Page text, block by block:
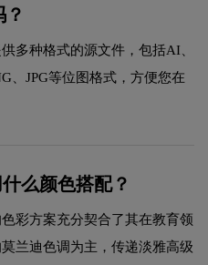
多种格式的源文件，包括AI、
、JPG等位图格式，方便您在
么颜色搭配？
彩方案充分契合了其在教育领
兰迪色调为主，传递淡雅高级